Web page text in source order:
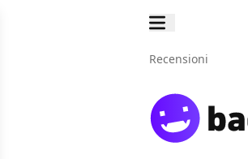
Recensioni